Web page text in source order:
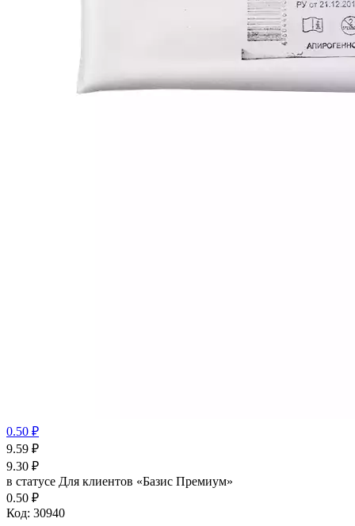
0.50 ₽
9.59 ₽
9.30 ₽
в статусе Для клиентов «Базис Премиум»
0.50 ₽
Код: 30940